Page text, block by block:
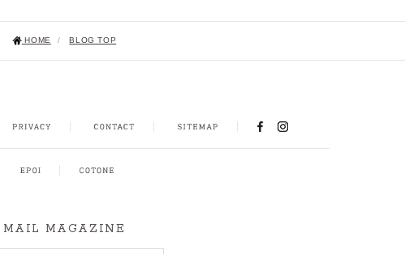
2025年2月 [5]
HOME / BLOG TOP
MAIL MAGAZINE